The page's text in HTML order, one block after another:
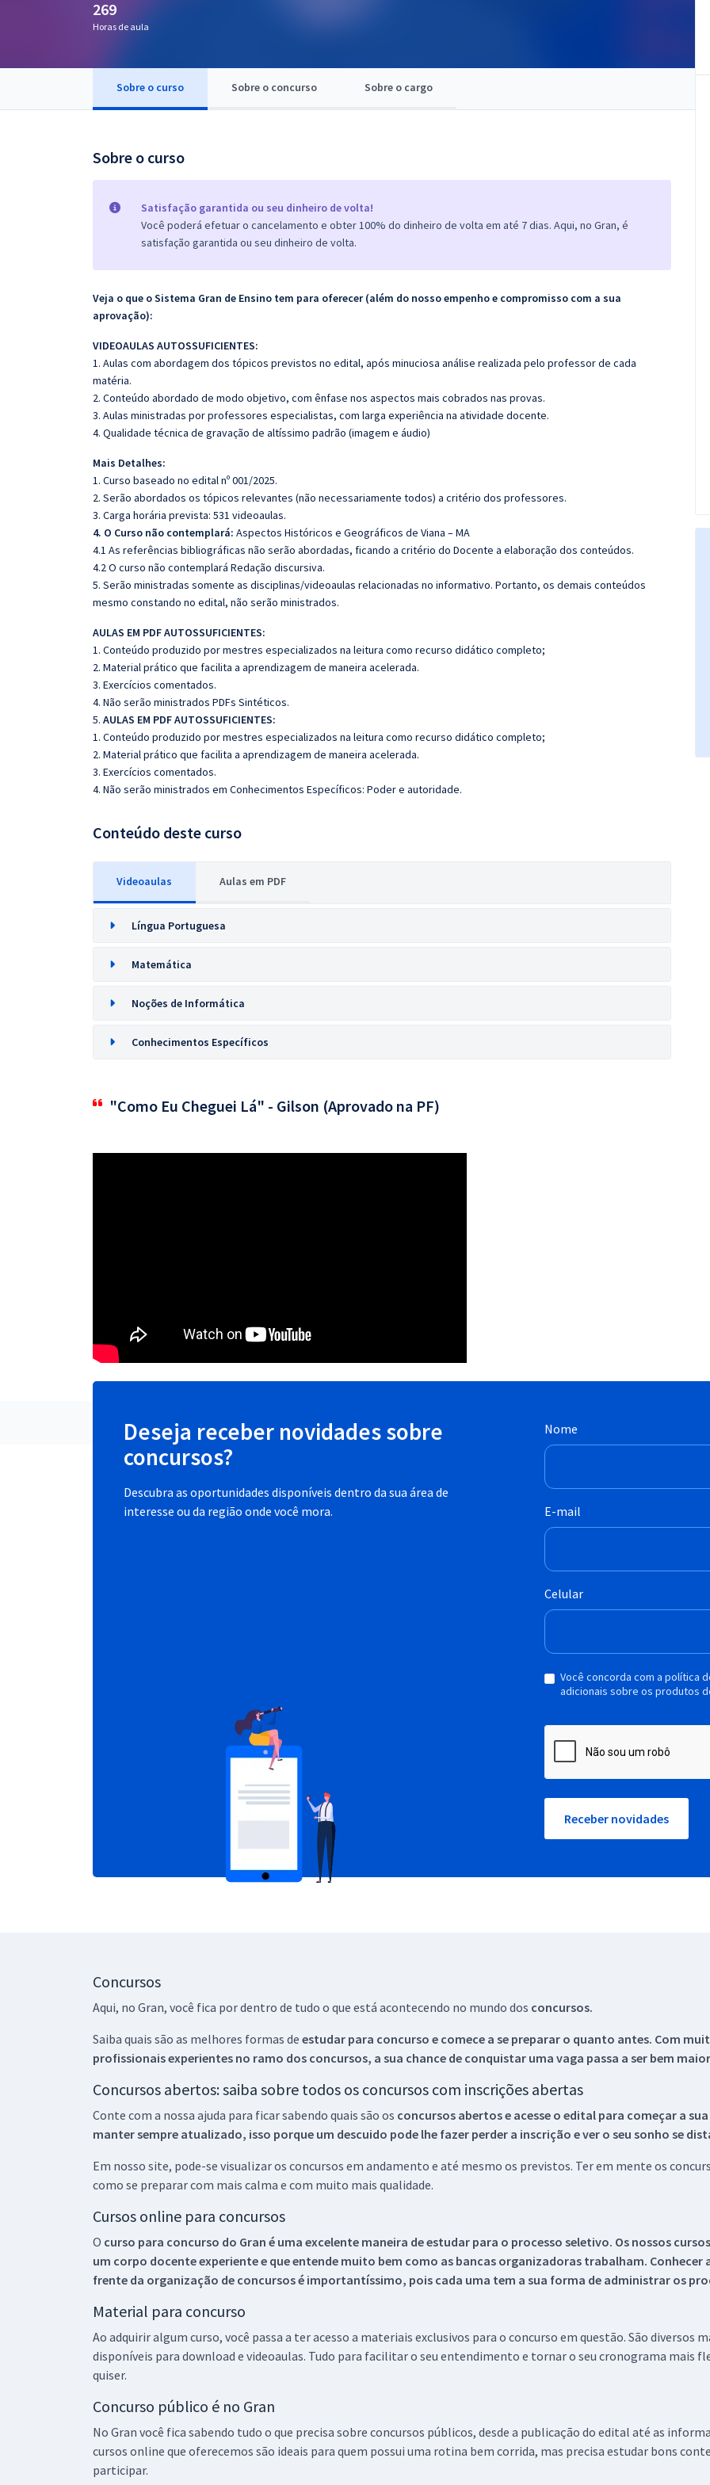
Questões grátis
269
Horas de aula
Sobre o curso Sobre o concurso Sobre o cargo
Sobre o curso
Satisfação garantida ou seu dinheiro de volta!
Você poderá efetuar o cancelamento e obter 100% do dinheiro de volta em até 7 dias. Aqui, no Gran, é
satisfação garantida ou seu dinheiro de volta.
Veja o que o Sistema Gran de Ensino tem para oferecer (além do nosso empenho e compromisso com a sua
aprovação):
VIDEOAULAS AUTOSSUFICIENTES:
1. Aulas com abordagem dos tópicos previstos no edital, após minuciosa análise realizada pelo professor de cada
matéria.
2. Conteúdo abordado de modo objetivo, com ênfase nos aspectos mais cobrados nas provas.
3. Aulas ministradas por professores especialistas, com larga experiência na atividade docente.
4. Qualidade técnica de gravação de altíssimo padrão (imagem e áudio)
Mais Detalhes:
1. Curso baseado no edital nº 001/2025.
2. Serão abordados os tópicos relevantes (não necessariamente todos) a critério dos professores.
3. Carga horária prevista: 531 videoaulas.
4. O Curso não contemplará: Aspectos Históricos e Geográficos de Viana – MA
4.1 As referências bibliográficas não serão abordadas, ficando a critério do Docente a elaboração dos conteúdos.
4.2 O curso não contemplará Redação discursiva.
5. Serão ministradas somente as disciplinas/videoaulas relacionadas no informativo. Portanto, os demais conteúdos
mesmo constando no edital, não serão ministrados.
AULAS EM PDF AUTOSSUFICIENTES:
1. Conteúdo produzido por mestres especializados na leitura como recurso didático completo;
2. Material prático que facilita a aprendizagem de maneira acelerada.
3. Exercícios comentados.
4. Não serão ministrados PDFs Sintéticos.
5. AULAS EM PDF AUTOSSUFICIENTES:
1. Conteúdo produzido por mestres especializados na leitura como recurso didático completo;
2. Material prático que facilita a aprendizagem de maneira acelerada.
3. Exercícios comentados.
4. Não serão ministrados em Conhecimentos Específicos: Poder e autoridade.
Conteúdo deste curso
Videoaulas Aulas em PDF
Língua Portuguesa
Matemática
Noções de Informática
Conhecimentos Específicos
"Como Eu Cheguei Lá" - Gilson (Aprovado na PF)
Deseja receber novidades sobre
concursos?
Descubra as oportunidades disponíveis dentro da sua área de
interesse ou da região onde você mora.
Nome
E-mail
Celular
Você concorda com a política
adicionais sobre os produtos
Receber novidades
Concursos
Aqui, no Gran, você fica por dentro de tudo o que está acontecendo no mundo dos concursos.
Saiba quais são as melhores formas de estudar para concurso e comece a se preparar o quanto antes. Com
profissionais experientes no ramo dos concursos, a sua chance de conquistar uma vaga passa a ser bem
Concursos abertos: saiba sobre todos os concursos com inscrições abertas
Conte com a nossa ajuda para ficar sabendo quais são os concursos abertos e acesse o edital para começar a
manter sempre atualizado, isso porque um descuido pode lhe fazer perder a inscrição e ver o seu sonho se
Em nosso site, pode-se visualizar os concursos em andamento e até mesmo os previstos. Ter em mente os
como se preparar com mais calma e com muito mais qualidade.
Cursos online para concursos
O curso para concurso do Gran é uma excelente maneira de estudar para o processo seletivo. Os nossos
um corpo docente experiente e que entende muito bem como as bancas organizadoras trabalham.
frente da organização de concursos é importantíssimo, pois cada uma tem a sua forma de administrar os
Material para concurso
Ao adquirir algum curso, você passa a ter acesso a materiais exclusivos para o concurso em questão. São
disponíveis para download e videoaulas. Tudo para facilitar o seu entendimento e tornar o seu cronograma mais
quiser.
Concurso público é no Gran
No Gran você fica sabendo tudo o que precisa sobre concursos públicos, desde a publicação do edital até as
cursos online que oferecemos são ideais para quem possui uma rotina bem corrida, mas precisa estudar bons
participar.